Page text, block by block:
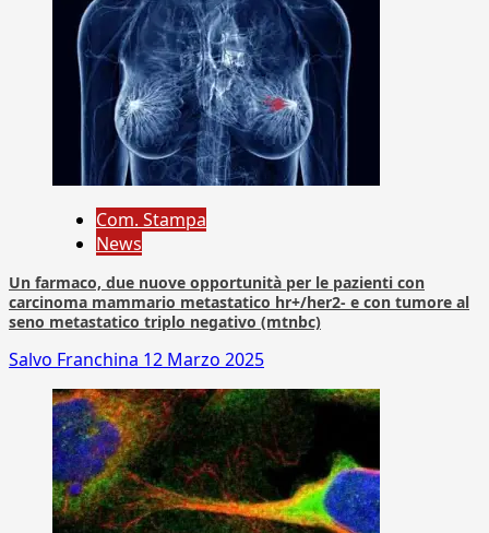
Com. Stampa
News
Un farmaco, due nuove opportunità per le pazienti con
carcinoma mammario metastatico hr+/her2- e con tumore al
seno metastatico triplo negativo (mtnbc)
Salvo Franchina 12 Marzo 2025